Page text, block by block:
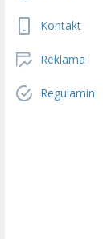
Kontakt
Reklama
Regulamin